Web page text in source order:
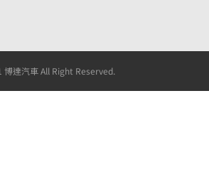
達汽車 All Right Reserved.